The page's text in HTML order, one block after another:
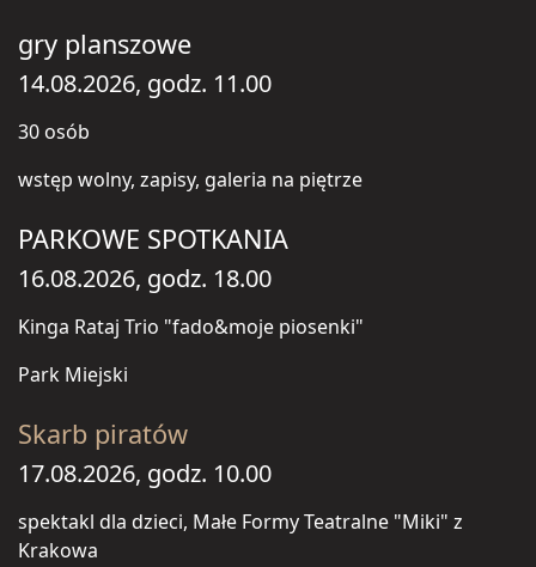
gry planszowe
14.08.2026, godz. 11.00
30 osób
wstęp wolny, zapisy, galeria na piętrze
PARKOWE SPOTKANIA
16.08.2026, godz. 18.00
Kinga Rataj Trio "fado&moje piosenki"
Park Miejski
Skarb piratów
17.08.2026, godz. 10.00
spektakl dla dzieci, Małe Formy Teatralne "Miki" z
Krakowa